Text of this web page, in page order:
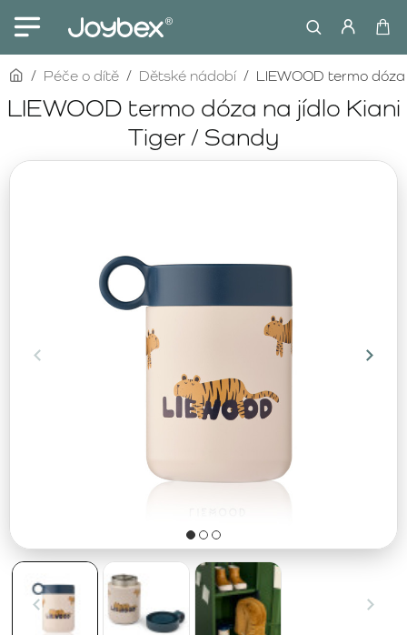
LIEWOOD termo dóza na jídlo Kiani
Tiger / Sandy
homePéče o dítě Dětské nádobí LIEWOOD termo